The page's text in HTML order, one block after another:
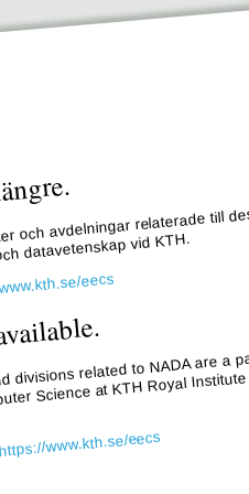
och avdelningar relaterade till
datavetenskap vid KTH.
eecs
related to NADA are a
Science at KTH Royal
https://www.kth.se/eecs